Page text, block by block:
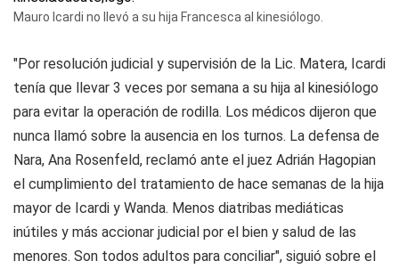
Mauro Icardi no llevó a su hija Francesca al kinesiólogo.
"Por resolución judicial y supervisión de la Lic. Matera, Icardi
tenía que llevar 3 veces por semana a su hija al kinesiólogo
para evitar la operación de rodilla. Los médicos dijeron que
nunca llamó sobre la ausencia en los turnos. La defensa de
Nara, Ana Rosenfeld, reclamó ante el juez Adrián Hagopian
el cumplimiento del tratamiento de hace semanas de la hija
mayor de Icardi y Wanda. Menos diatribas mediáticas
inútiles y más accionar judicial por el bien y salud de las
menores. Son todos adultos para conciliar", siguió sobre el